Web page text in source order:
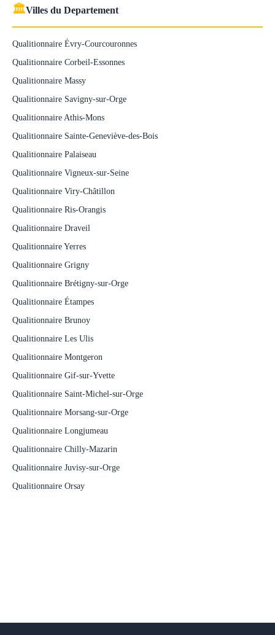
🏛Villes du Departement
Qualitionnaire Évry-Courcouronnes
Qualitionnaire Corbeil-Essonnes
Qualitionnaire Massy
Qualitionnaire Savigny-sur-Orge
Qualitionnaire Athis-Mons
Qualitionnaire Sainte-Geneviève-des-Bois
Qualitionnaire Palaiseau
Qualitionnaire Vigneux-sur-Seine
Qualitionnaire Viry-Châtillon
Qualitionnaire Ris-Orangis
Qualitionnaire Draveil
Qualitionnaire Yerres
Qualitionnaire Grigny
Qualitionnaire Brétigny-sur-Orge
Qualitionnaire Étampes
Qualitionnaire Brunoy
Qualitionnaire Les Ulis
Qualitionnaire Montgeron
Qualitionnaire Gif-sur-Yvette
Qualitionnaire Saint-Michel-sur-Orge
Qualitionnaire Morsang-sur-Orge
Qualitionnaire Longjumeau
Qualitionnaire Chilly-Mazarin
Qualitionnaire Juvisy-sur-Orge
Qualitionnaire Orsay